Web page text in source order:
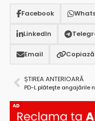
Facebook
LinkedIn
Email
ȘTIREA ANTERIOARĂ
AD